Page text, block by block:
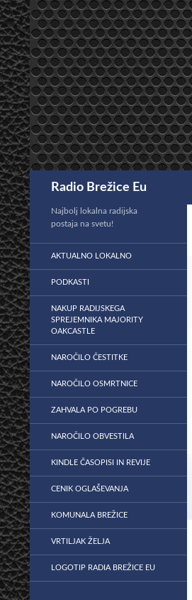
Preskoči
na
vsebino
Radio Brežice Eu
Najbolj lokalna radijska
postaja na svetu!
AKTUALNO LOKALNO
PODKASTI
NAKUP RADIJSKEGA
SPREJEMNIKA MAJORITY
OAKCASTLE
NAROČILO ČESTITKE
NAROČILO OSMRTNICE
ZAHVALA PO POGREBU
NAROČILO OBVESTILA
KINDLE ČASOPISI IN REVIJE
CENIK OGLAŠEVANJA
KOMUNALA BREŽICE
VRTILJAK ŽELJA
LOGOTIP RADIA BREŽICE EU